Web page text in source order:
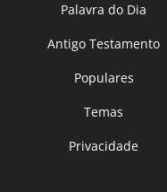
Palavra do Dia
Antigo Testamento
Populares
Temas
Privacidade